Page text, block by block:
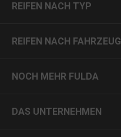
REIFEN NACH TYP
REIFEN NACH FAHRZEUG
NOCH MEHR FULDA
DAS UNTERNEHMEN